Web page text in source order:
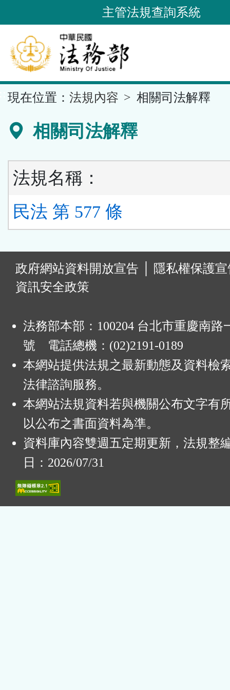
到
要
內
容
區
主管法規查詢系統
現在位置： 法規內容 相關司法解釋
相關司法解釋
法規名稱：
民法 第 577 條
政府網站資料開放宣告
隱私權保護
資訊安全政策
法務部本部：100204 台北市重慶南路
號 電話總機：(02)2191-0189
本網站提供法規之最新動態及資料檢
法律諮詢服務。
本網站法規資料若與機關公布文字有
以公布之書面資料為準。
資料庫內容雙週五定期更新，法規整
日：2026/07/31